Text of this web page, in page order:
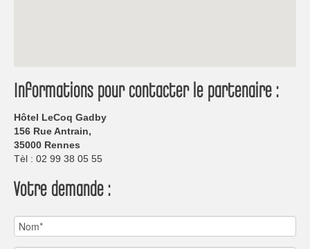
Informations pour contacter le partenaire :
Hôtel LeCoq Gadby
156 Rue Antrain,
35000 Rennes
Tèl : 02 99 38 05 55
Votre demande :